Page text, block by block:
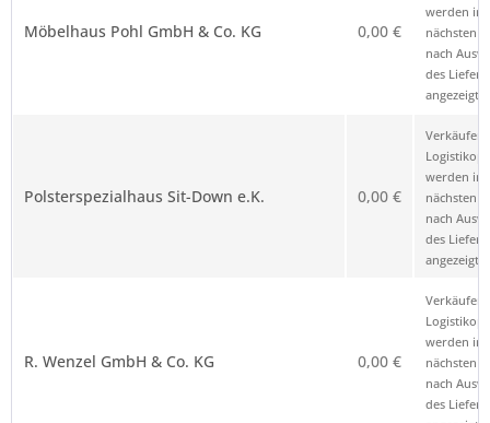
Möbelhaus Pohl GmbH & Co. KG 0,00 €
werden im
nächsten
nach
des
angezeigt.
Polsterspezialhaus Sit-Down e.K. 0,00 €
Verkäufer
werden im
nächsten
nach
des
angezeigt.
R. Wenzel GmbH & Co. KG 0,00 €
Verkäufer
werden im
nächsten
nach
des